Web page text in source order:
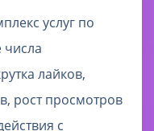
услуг по
числа
лайков,
рост просмотров
с